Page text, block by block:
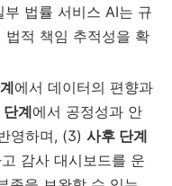
법률 서비스 AI는 규
법적 책임 추적성을 확
에서 데이터의 편향과
단계에서 공정성과 안
영하며, (3) 사후 단계
감사 대시보드를 운